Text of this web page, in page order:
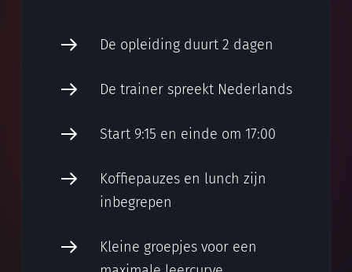
De opleiding duurt 2 dagen
De trainer spreekt Nederlands
Start 9:15 en einde om 17:00
Koffiepauzes en lunch zijn
inbegrepen
Kleine groepjes voor een